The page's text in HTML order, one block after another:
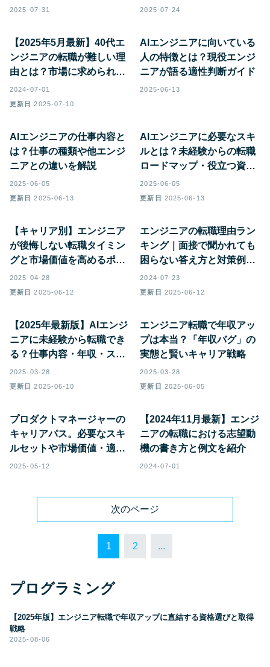
戦略
2025-07-31 2025-07-24
【2025年5月最新】40代エ
ンジニアの転職が難しい理
由とは？市場に求められる
スキルや人物像、転職成功
のコツを解説
2024-07-01
更新日2025-07-10
AIエンジニアに向いている
人の特徴とは？現役エンジ
ニアが語る適性判断ガイド
2025-06-13
AIエンジニアの仕事内容と
は？仕事の種類や他エンジ
ニアとの違いを解説
2025-06-05
更新日2025-06-13
AIエンジニアに必要なスキ
ルとは？未経験からの転職
ロードマップ・役立つ資格
を徹底解説
2025-06-05
更新日 2025-06-13
【キャリア別】エンジニア
が後悔しない転職タイミン
グと市場価値を高めるポイ
ント
2025-04-28
更新日2025-06-12
エンジニアの転職理由ラン
キング｜面接で聞かれても
困らない答え方と対策例つ
き
2024-07-23
更新日 2025-06-12
【2025年最新版】AIエンジ
ニアに未経験から転職でき
る？仕事内容・年収・スキ
ルを完全ガイド
2025-03-28
更新日2025-06-10
エンジニア転職で年収アッ
プは本当？「年収バグ」の
実態と賢いキャリア戦略
2025-03-28
更新日 2025-06-05
プロダクトマネージャーの
キャリアパス。必要なスキ
ルセットや市場価値・適
性・転職難易度までを解説
2025-05-12
【2024年11月最新】エンジ
ニアの転職における志望動
機の書き方と例文を紹介
2024-07-01
次のページ
1 2 ...
プログラミング
【2025年版】エンジニア転職で年収アップに直結する資格選びと取得
戦略
2025-08-06